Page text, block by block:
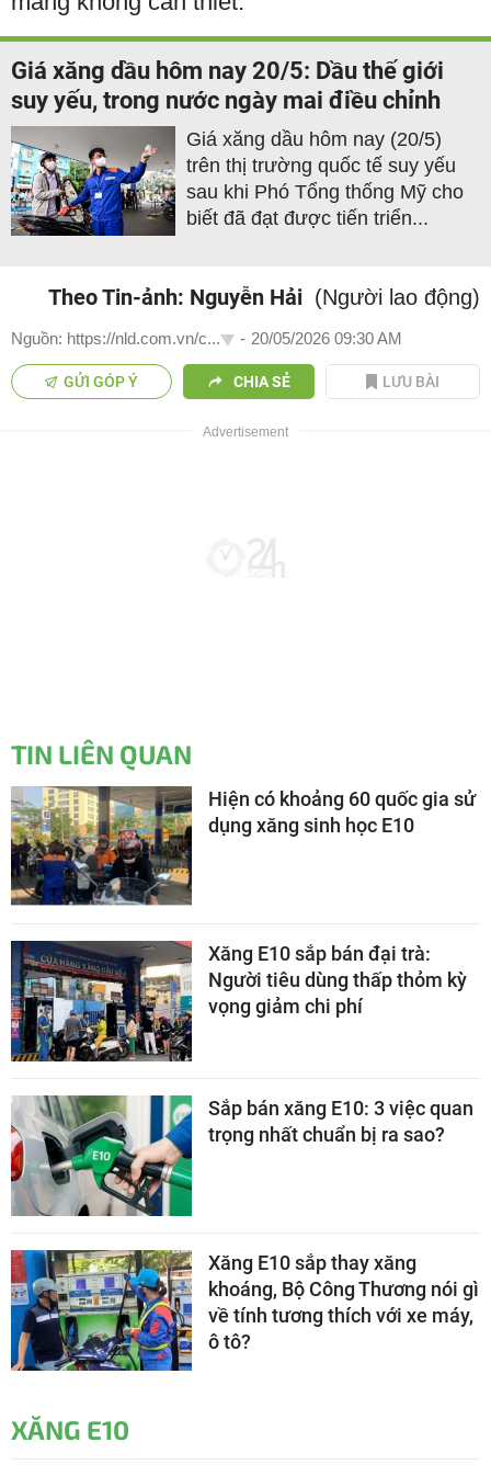
Giá xăng dầu hôm nay 20/5: Dầu thế giới
suy yếu, trong nước ngày mai điều chỉnh
Giá xăng dầu hôm nay (20/5)
trên thị trường quốc tế suy yếu
sau khi Phó Tổng thống Mỹ cho
biết đã đạt được tiến triển...
Theo Tin-ảnh: Nguyễn Hải (Người lao động)
Nguồn: https://nld.com.vn/c... - 20/05/2026 09:30 AM
GỬI GÓP Ý CHIA SẺ LƯU BÀI
TIN LIÊN QUAN
Hiện có khoảng 60 quốc gia sử
dụng xăng sinh học E10
Xăng E10 sắp bán đại trà:
Người tiêu dùng thấp thỏm kỳ
vọng giảm chi phí
Sắp bán xăng E10: 3 việc quan
trọng nhất chuẩn bị ra sao?
Xăng E10 sắp thay xăng
khoáng, Bộ Công Thương nói gì
về tính tương thích với xe máy,
ô tô?
XĂNG E10